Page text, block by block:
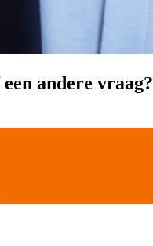
andere vraag?